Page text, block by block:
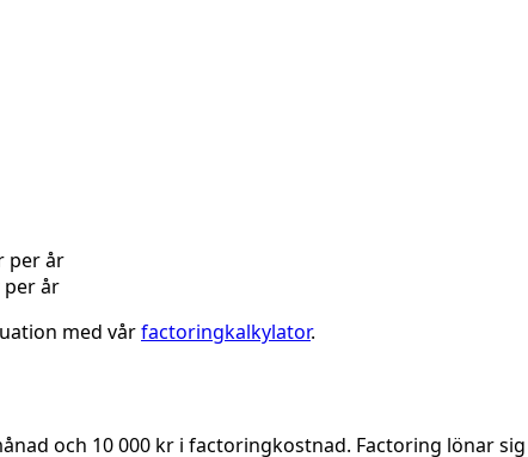
per år
per år
med vårfactoringkalkylator.
och 10 000 kr i factoringkostnad. Factoring lönar